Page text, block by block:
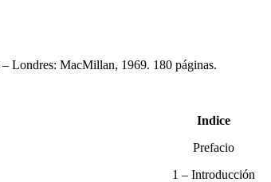
Londres: MacMillan, 1969. 180 páginas.
Indice
Prefacio
1 – Introducción